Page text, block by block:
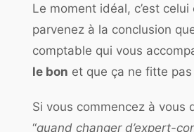
Le moment idéal, c’est celui
parvenez à la conclusion
comptable qui vous
le bon et que ça ne fitte
Si vous commencez à vous
“quand changer d’expert-